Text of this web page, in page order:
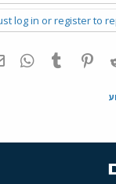
log in or register to
Reddit
Pinterest
Tumblr